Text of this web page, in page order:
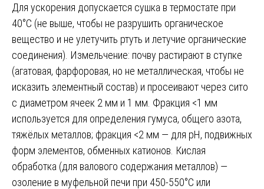
Для ускорения допускается сушка в термостате при
40°C (не выше, чтобы не разрушить органическое
вещество и не улетучить ртуть и летучие органические
соединения). Измельчение: почву растирают в ступке
(агатовая, фарфоровая, но не металлическая, чтобы не
исказить элементный состав) и просеивают через сито
с диаметром ячеек 2 мм и 1 мм. Фракция <1 мм
используется для определения гумуса, общего азота,
тяжёлых металлов; фракция <2 мм — для pH, подвижных
форм элементов, обменных катионов. Кислая
обработка (для валового содержания металлов) —
озоление в муфельной печи при 450-550°C или